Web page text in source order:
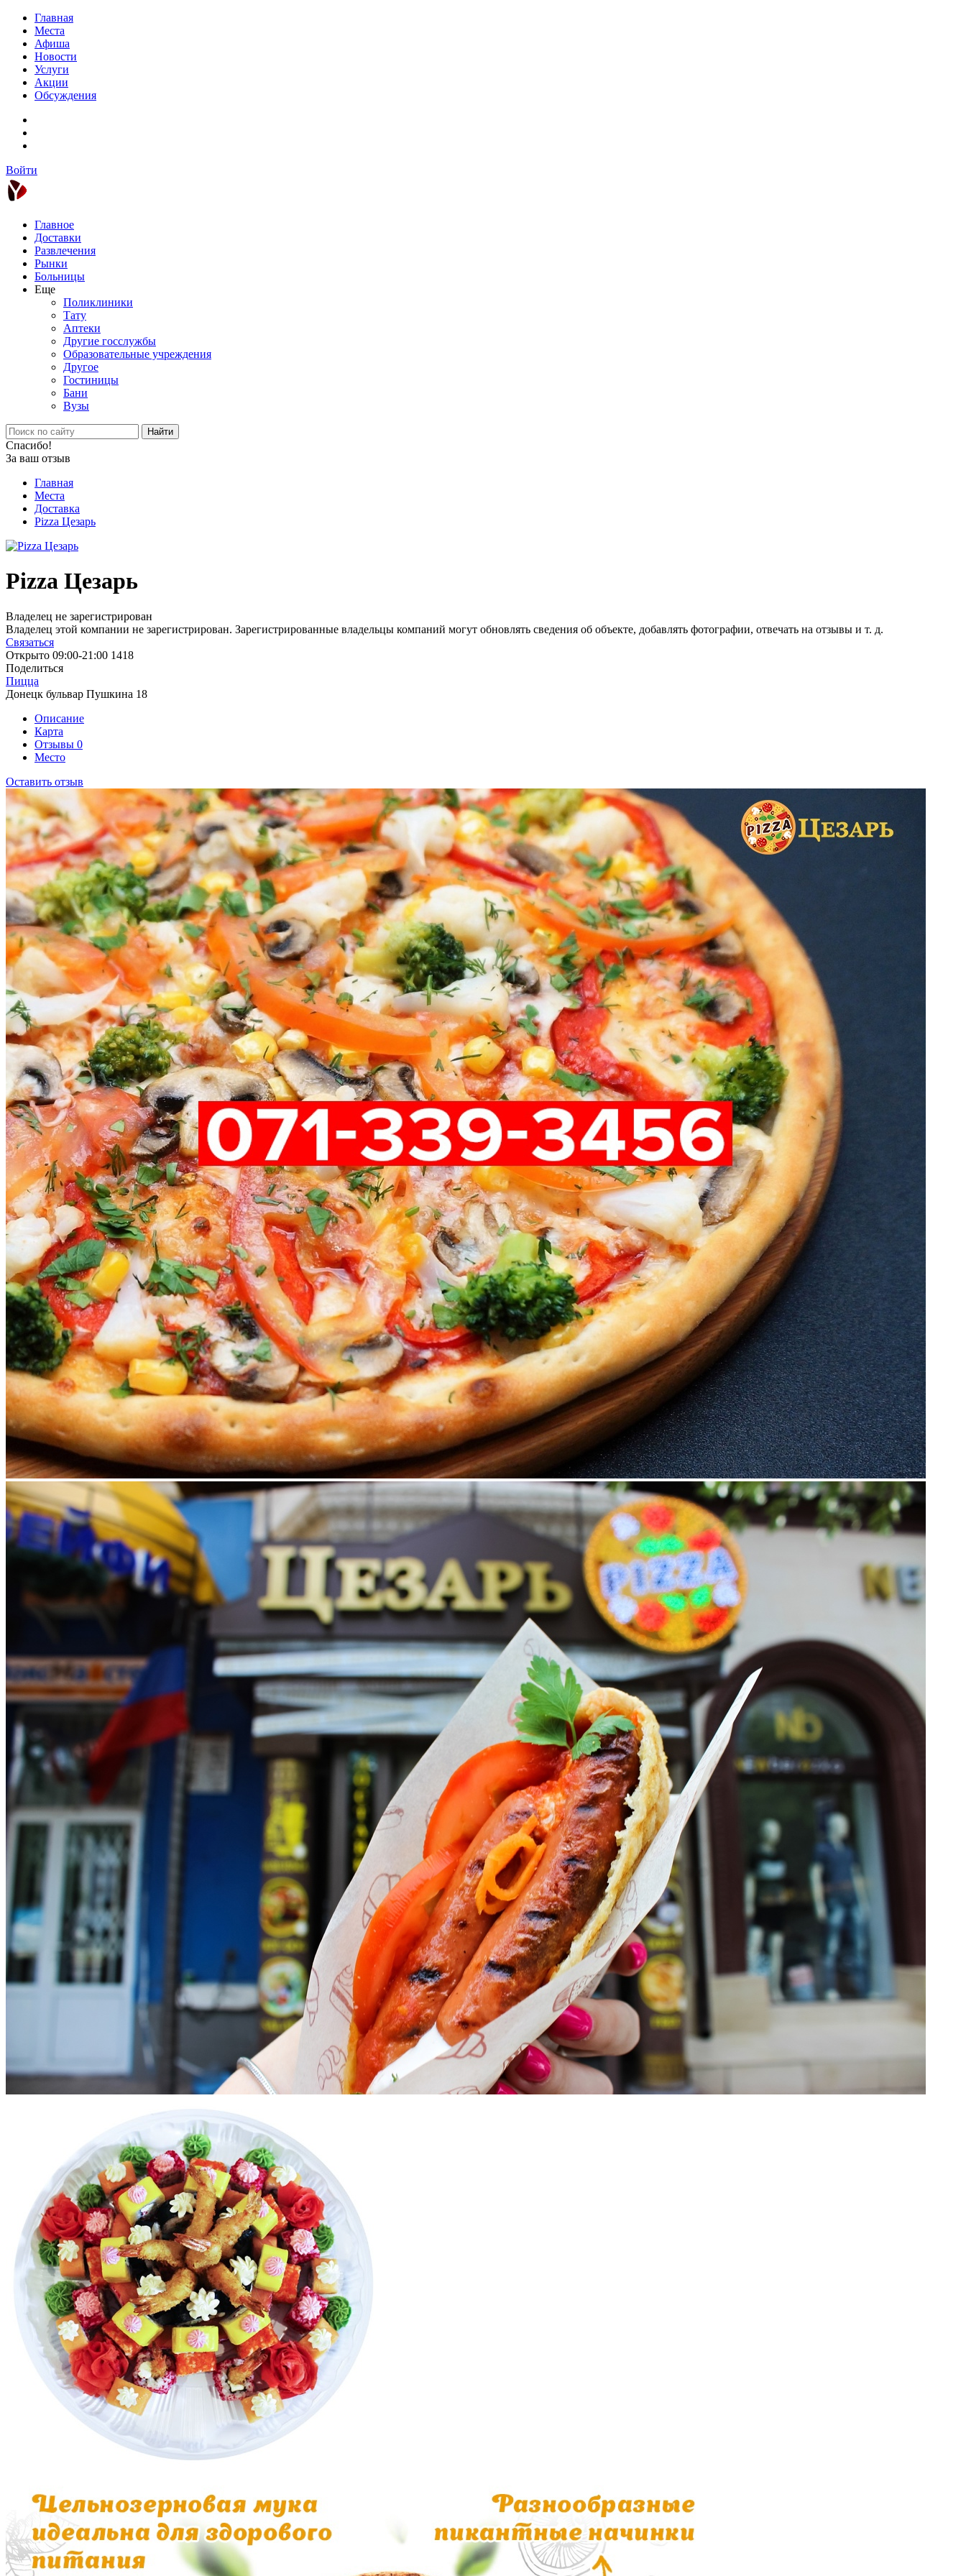
Главная
Места
Афиша
Новости
Услуги
Акции
Обсуждения
Войти
Главное
Доставки
Развлечения
Рынки
Больницы
Еще
Поликлиники
Тату
Аптеки
Другие госслужбы
Образовательные учреждения
Другое
Гостиницы
Бани
Вузы
Найти
Спасибо!
За ваш отзыв
Главная
Места
Доставка
Pizza Цезарь
Pizza Цезарь
Владелец не зарегистрирован
Владелец этой компании не зарегистрирован. Зарегистрированные владельцы компаний могут обновлять сведения об объекте, добавлять фотографии, отвечать на отзывы и т. д.
Связаться
Открыто 09:00-21:00 1418
Поделиться
Пицца
Донецк бульвар Пушкина 18
Описание
Карта
Отзывы 0
Место
Оставить отзыв